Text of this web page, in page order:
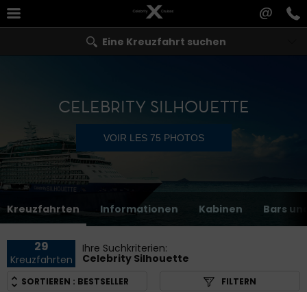
@
Eine Kreuzfahrt suchen
CELEBRITY SILHOUETTE
VOIR LES 75 PHOTOS
Kreuzfahrten Informationen Kabinen Bars
29
Kreuzfahrten
Ihre Suchkriterien:
Celebrity Silhouette
SORTIEREN : BESTSELLER FILTERN